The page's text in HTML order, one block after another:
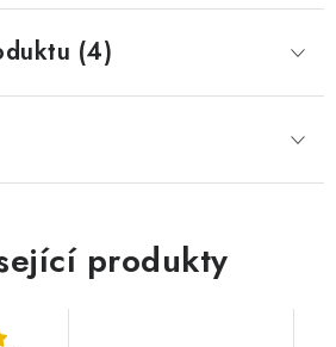
(4)
produkty